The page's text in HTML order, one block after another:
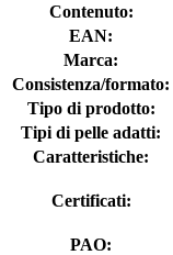
Contenuto:
EAN:
Marca:
Consistenza/formato:
Tipo di prodotto:
Tipi di pelle adatti:
Caratteristiche:
Certificati:
PAO: